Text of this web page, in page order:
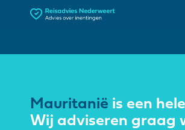
Mauritanië is een
Wij adviseren graag